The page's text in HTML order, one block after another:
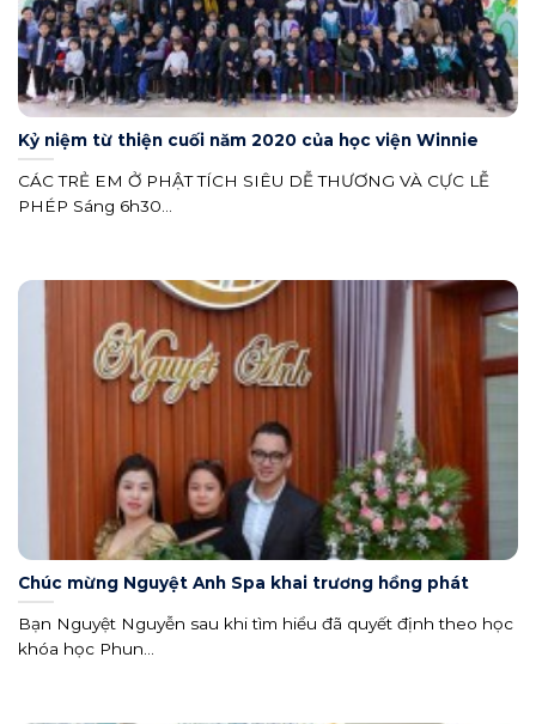
Kỷ niệm từ thiện cuối năm 2020 của học viện Winnie
CÁC TRẺ EM Ở PHẬT TÍCH SIÊU DỄ THƯƠNG VÀ CỰC LỄ
PHÉP Sáng 6h30...
Chúc mừng Nguyệt Anh Spa khai trương hồng phát
Bạn Nguyệt Nguyễn sau khi tìm hiểu đã quyết định theo học
khóa học Phun...